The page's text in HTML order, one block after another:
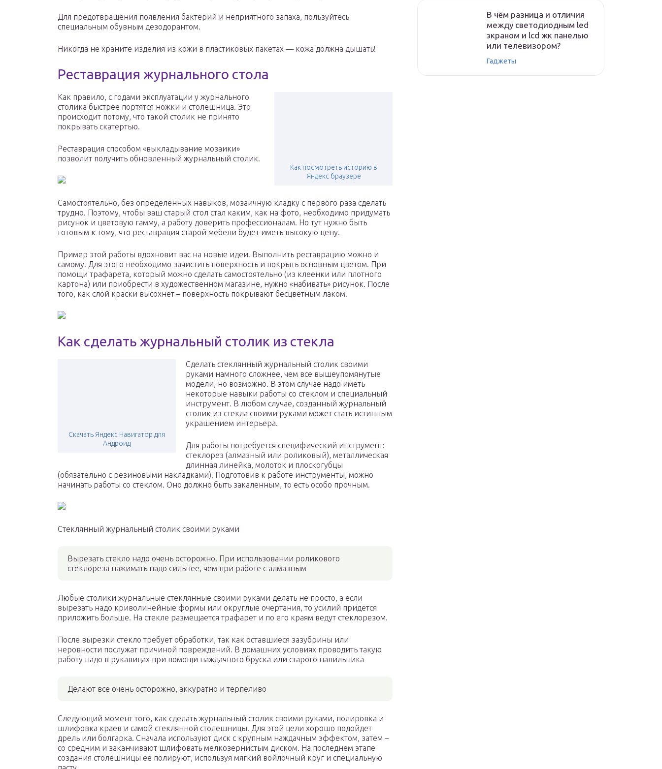
Для предотвращения появления бактерий и неприятного запаха, пользуйтесь
специальным обувным дезодорантом.
Никогда не храните изделия из кожи в пластиковых пакетах — кожа должна дышать!
Реставрация журнального стола
Как посмотреть историю в
Яндекс браузере
Как правило, с годами эксплуатации у журнального
столика быстрее портятся ножки и столешница. Это
происходит потому, что такой столик не принято
покрывать скатертью.
Реставрация способом «выкладывание мозаики»
позволит получить обновленный журнальный столик.
Самостоятельно, без определенных навыков, мозаичную кладку с первого раза сделать
трудно. Поэтому, чтобы ваш старый стол стал каким, как на фото, необходимо придумать
рисунок и цветовую гамму, а работу доверить профессионалам. Но тут нужно быть
готовым к тому, что реставрация старой мебели будет иметь высокую цену.
Пример этой работы вдохновит вас на новые идеи. Выполнить реставрацию можно и
самому. Для этого необходимо зачистить поверхность и покрыть основным цветом. При
помощи трафарета, который можно сделать самостоятельно (из клеенки или плотного
картона) или приобрести в художественном магазине, нужно «набивать» рисунок. После
того, как слой краски высохнет – поверхность покрывают бесцветным лаком.
Как сделать журнальный столик из стекла
Скачать Яндекс Навигатор для
Андроид
Сделать стеклянный журнальный столик своими
руками намного сложнее, чем все вышеупомянутые
модели, но возможно. В этом случае надо иметь
некоторые навыки работы со стеклом и специальный
инструмент. В любом случае, созданный журнальный
столик из стекла своими руками может стать истинным
украшением интерьера.
Для работы потребуется специфический инструмент:
стеклорез (алмазный или роликовый), металлическая
длинная линейка, молоток и плоскогубцы
(обязательно с резиновыми накладками). Подготовив к работе инструменты, можно
начинать работы со стеклом. Оно должно быть закаленным, то есть особо прочным.
Стеклянный журнальный столик своими руками
Вырезать стекло надо очень осторожно. При использовании роликового
стеклореза нажимать надо сильнее, чем при работе с алмазным
Любые столики журнальные стеклянные своими руками делать не просто, а если
вырезать надо криволинейные формы или округлые очертания, то усилий придется
приложить больше. На стекле размещается трафарет и по его краям ведут стеклорезом.
После вырезки стекло требует обработки, так как оставшиеся зазубрины или
неровности послужат причиной повреждений. В домашних условиях проводить такую
работу надо в рукавицах при помощи наждачного бруска или старого напильника
Делают все очень осторожно, аккуратно и терпеливо
Следующий момент того, как сделать журнальный столик своими руками, полировка и
шлифовка краев и самой стеклянной столешницы. Для этой цели хорошо подойдет
дрель или болгарка. Сначала используют диск с крупным наждачным эффектом, затем –
со средним и заканчивают шлифовать мелкозернистым диском. На последнем этапе
создания столешницы ее полируют, используя мягкий войлочный круг и специальную
В чём разница и отличия
между светодиодным led
экраном и lcd жк панелью
или телевизором?
Гаджеты